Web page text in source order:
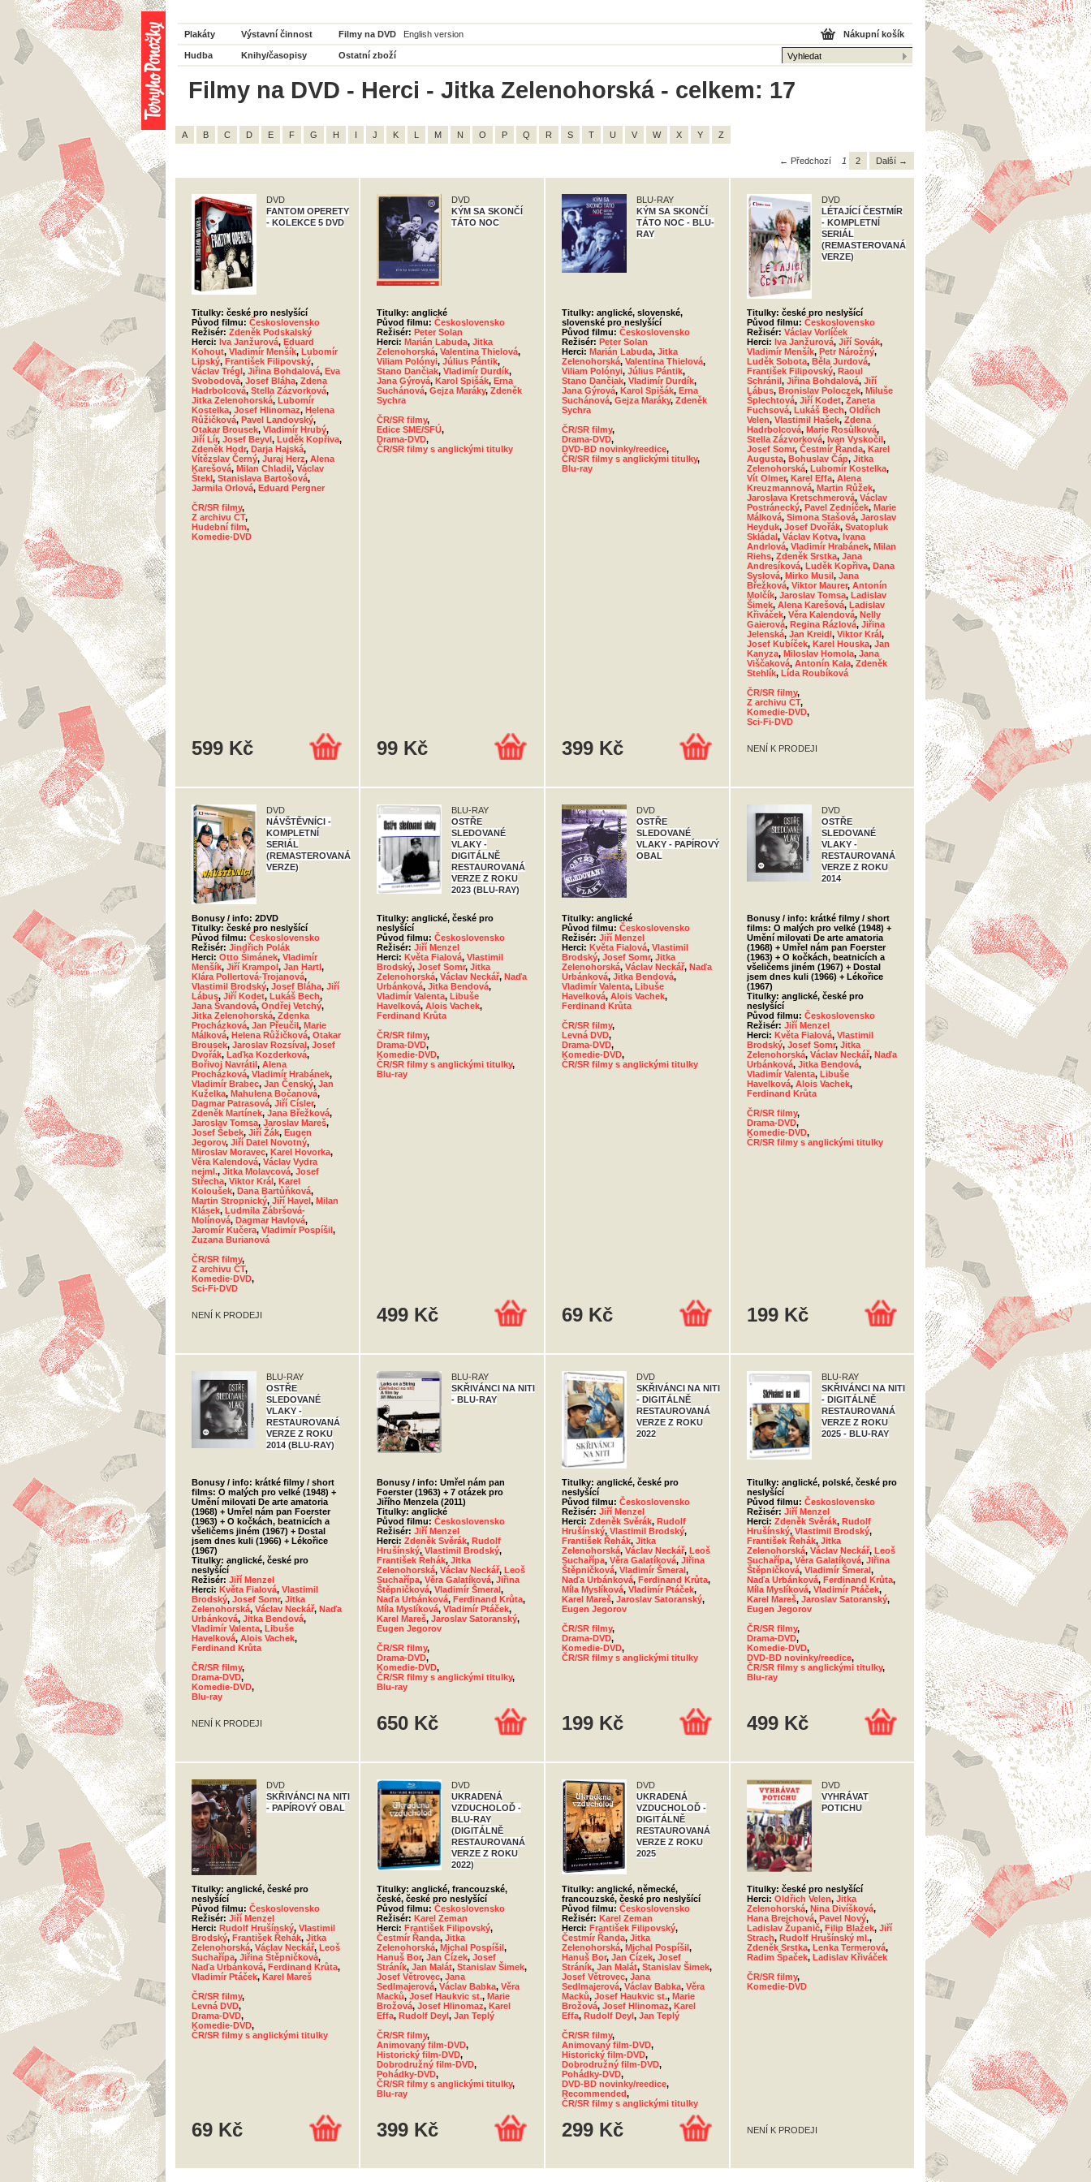
Plakáty Výstavní činnost Filmy na DVD English version
Hudba Knihy/časopisy Ostatní zboží
Nákupní košík
Filmy na DVD - Herci - Jitka Zelenohorská - celkem: 17
A B C D E F G H I J K L M N O P Q R S T U V W X Y Z
← Předchozí 1 2 Další →
DVD
FANTOM OPERETY
- KOLEKCE 5 DVD
Titulky: české pro neslyšící
Původ filmu: Československo
Režisér: Zdeněk Podskalský
Herci: Iva Janžurová, Eduard
Kohout, Vladimír Menšík, Lubomír
Lipský, František Filipovský,
Václav Trégl, Jiřina Bohdalová, Eva
Svobodová, Josef Bláha, Zdena
Hadrbolcová, Stella Zázvorková,
Jitka Zelenohorská, Lubomír
Kostelka, Josef Hlinomaz, Helena
Růžičková, Pavel Landovský,
Otakar Brousek, Vladimír Hrubý,
Jiří Lír, Josef Beyvl, Luděk Kopřiva,
Zdeněk Hodr, Darja Hajská,
Vítězslav Černý, Juraj Herz, Alena
Karešová, Milan Chladil, Václav
Štekl, Stanislava Bartošová,
Jarmila Orlová, Eduard Pergner
ČR/SR filmy,
Z archivu ČT,
Hudební film,
Komedie-DVD
599 Kč
DVD
KÝM SA SKONČÍ
TÁTO NOC
Titulky: anglické
Původ filmu: Československo
Režisér: Peter Solan
Herci: Marián Labuda, Jitka
Zelenohorská, Valentina Thielová,
Viliam Polónyi, Július Pántik,
Stano Dančiak, Vladimír Durdík,
Jana Gýrová, Karol Spišák, Erna
Suchánová, Gejza Maráky, Zdeněk
Sychra
ČR/SR filmy,
Edice SME/SFÚ,
Drama-DVD,
ČR/SR filmy s anglickými titulky
99 Kč
BLU-RAY
KÝM SA SKONČÍ
TÁTO NOC - BLU-
RAY
Titulky: anglické, slovenské,
slovenské pro neslyšící
Původ filmu: Československo
Režisér: Peter Solan
Herci: Marián Labuda, Jitka
Zelenohorská, Valentina Thielová,
Viliam Polónyi, Július Pántik,
Stano Dančiak, Vladimír Durdík,
Jana Gýrová, Karol Spišák, Erna
Suchánová, Gejza Maráky, Zdeněk
Sychra
ČR/SR filmy,
Drama-DVD,
DVD-BD novinky/reedice,
ČR/SR filmy s anglickými titulky,
Blu-ray
399 Kč
DVD
LÉTAJÍCÍ ČESTMÍR
- KOMPLETNÍ
SERIÁL
(REMASTEROVANÁ
VERZE)
Titulky: české pro neslyšící
Původ filmu: Československo
Režisér: Václav Vorlíček
Herci: Iva Janžurová, Jiří Sovák,
Vladimír Menšík, Petr Nárožný,
Luděk Sobota, Běla Jurdová,
František Filipovský, Raoul
Schránil, Jiřina Bohdalová, Jiří
Lábus, Bronislav Poloczek, Miluše
Šplechtová, Jiří Kodet, Žaneta
Fuchsová, Lukáš Bech, Oldřich
Velen, Vlastimil Hašek, Zdena
Hadrbolcová, Marie Rosůlková,
Stella Zázvorková, Ivan Vyskočil,
Josef Somr, Čestmír Řanda, Karel
Augusta, Bohuslav Čáp, Jitka
Zelenohorská, Lubomír Kostelka,
Vít Olmer, Karel Effa, Alena
Kreuzmannová, Martin Růžek,
Jaroslava Kretschmerová, Václav
Postránecký, Pavel Zedníček, Marie
Málková, Simona Stašová, Jaroslav
Heyduk, Josef Dvořák, Svatopluk
Skládal, Václav Kotva, Ivana
Andrlová, Vladimír Hrabánek, Milan
Riehs, Zdeněk Srstka, Jana
Andresíková, Luděk Kopřiva, Dana
Syslová, Mirko Musil, Jana
Břežková, Viktor Maurer, Antonín
Molčík, Jaroslav Tomsa, Ladislav
Šimek, Alena Karešová, Ladislav
Křiváček, Věra Kalendová, Nelly
Gaierová, Regina Rázlová, Jiřina
Jelenská, Jan Kreidl, Viktor Král,
Josef Kubíček, Karel Houska, Jan
Kanyza, Miloslav Homola, Jana
Viščaková, Antonín Kala, Zdeněk
Stehlík, Lída Roubíková
ČR/SR filmy,
Z archivu ČT,
Komedie-DVD,
Sci-Fi-DVD
NENÍ K PRODEJI
DVD
NÁVŠTĚVNÍCI -
KOMPLETNÍ
SERIÁL
(REMASTEROVANÁ
VERZE)
Bonusy / info: 2DVD
Titulky: české pro neslyšící
Původ filmu: Československo
Režisér: Jindřich Polák
Herci: Otto Šimánek, Vladimír
Menšík, Jiří Krampol, Jan Hartl,
Klára Pollertová-Trojanová,
Vlastimil Brodský, Josef Bláha, Jiří
Lábus, Jiří Kodet, Lukáš Bech,
Jana Švandová, Ondřej Vetchý,
Jitka Zelenohorská, Zdenka
Procházková, Jan Přeučil, Marie
Málková, Helena Růžičková, Otakar
Brousek, Jaroslav Rozsíval, Josef
Dvořák, Laďka Kozderková,
Bořivoj Navrátil, Alena
Procházková, Vladimír Hrabánek,
Vladimír Brabec, Jan Čenský, Jan
Kuželka, Mahulena Bočanová,
Dagmar Patrasová, Jiří Císler,
Zdeněk Martínek, Jana Břežková,
Jaroslav Tomsa, Jaroslav Mareš,
Josef Šebek, Jiří Žák, Eugen
Jegorov, Jiří Datel Novotný,
Miroslav Moravec, Karel Hovorka,
Věra Kalendová, Václav Vydra
nejml., Jitka Molavcová, Josef
Střecha, Viktor Král, Karel
Koloušek, Dana Bartůňková,
Martin Stropnický, Jiří Havel, Milan
Klásek, Ludmila Zábršová-
Molínová, Dagmar Havlová,
Jaromír Kučera, Vladimír Pospíšil,
Zuzana Burianová
ČR/SR filmy,
Z archivu ČT,
Komedie-DVD,
Sci-Fi-DVD
NENÍ K PRODEJI
BLU-RAY
OSTŘE
SLEDOVANÉ
VLAKY -
DIGITÁLNĚ
RESTAUROVANÁ
VERZE Z ROKU
2023 (BLU-RAY)
Titulky: anglické, české pro
neslyšící
Původ filmu: Československo
Režisér: Jiří Menzel
Herci: Květa Fialová, Vlastimil
Brodský, Josef Somr, Jitka
Zelenohorská, Václav Neckář, Naďa
Urbánková, Jitka Bendová,
Vladimír Valenta, Libuše
Havelková, Alois Vachek,
Ferdinand Krůta
ČR/SR filmy,
Drama-DVD,
Komedie-DVD,
ČR/SR filmy s anglickými titulky,
Blu-ray
499 Kč
DVD
OSTŘE
SLEDOVANÉ
VLAKY - PAPÍROVÝ
OBAL
Titulky: anglické
Původ filmu: Československo
Režisér: Jiří Menzel
Herci: Květa Fialová, Vlastimil
Brodský, Josef Somr, Jitka
Zelenohorská, Václav Neckář, Naďa
Urbánková, Jitka Bendová,
Vladimír Valenta, Libuše
Havelková, Alois Vachek,
Ferdinand Krůta
ČR/SR filmy,
Levná DVD,
Drama-DVD,
Komedie-DVD,
ČR/SR filmy s anglickými titulky
69 Kč
DVD
OSTŘE
SLEDOVANÉ
VLAKY -
RESTAUROVANÁ
VERZE Z ROKU
2014
Bonusy / info: krátké filmy / short
films: O malých pro velké (1948) +
Umění milovati De arte amatoria
(1968) + Umřel nám pan Foerster
(1963) + O kočkách, beatnicích a
všeličems jiném (1967) + Dostal
jsem dnes kuli (1966) + Lékořice
(1967)
Titulky: anglické, české pro
neslyšící
Původ filmu: Československo
Režisér: Jiří Menzel
Herci: Květa Fialová, Vlastimil
Brodský, Josef Somr, Jitka
Zelenohorská, Václav Neckář, Naďa
Urbánková, Jitka Bendová,
Vladimír Valenta, Libuše
Havelková, Alois Vachek,
Ferdinand Krůta
ČR/SR filmy,
Drama-DVD,
Komedie-DVD,
ČR/SR filmy s anglickými titulky
199 Kč
BLU-RAY
OSTŘE
SLEDOVANÉ
VLAKY -
RESTAUROVANÁ
VERZE Z ROKU
2014 (BLU-RAY)
Bonusy / info: krátké filmy / short
films: O malých pro velké (1948) +
Umění milovati De arte amatoria
(1968) + Umřel nám pan Foerster
(1963) + O kočkách, beatnicích a
všeličems jiném (1967) + Dostal
jsem dnes kuli (1966) + Lékořice
(1967)
Titulky: anglické, české pro
neslyšící
Režisér: Jiří Menzel
Herci: Květa Fialová, Vlastimil
Brodský, Josef Somr, Jitka
Zelenohorská, Václav Neckář, Naďa
Urbánková, Jitka Bendová,
Vladimír Valenta, Libuše
Havelková, Alois Vachek,
Ferdinand Krůta
ČR/SR filmy,
Drama-DVD,
Komedie-DVD,
Blu-ray
NENÍ K PRODEJI
BLU-RAY
SKŘIVÁNCI NA NITI
- BLU-RAY
Bonusy / info: Umřel nám pan
Foerster (1963) + 7 otázek pro
Jiřího Menzela (2011)
Titulky: anglické
Původ filmu: Československo
Režisér: Jiří Menzel
Herci: Zdeněk Svěrák, Rudolf
Hrušínský, Vlastimil Brodský,
František Řehák, Jitka
Zelenohorská, Václav Neckář, Leoš
Suchařípa, Věra Galatíková, Jiřina
Štěpničková, Vladimír Šmeral,
Naďa Urbánková, Ferdinand Krůta,
Míla Myslíková, Vladimír Ptáček,
Karel Mareš, Jaroslav Satoranský,
Eugen Jegorov
ČR/SR filmy,
Drama-DVD,
Komedie-DVD,
ČR/SR filmy s anglickými titulky,
Blu-ray
650 Kč
DVD
SKŘIVÁNCI NA NITI
- DIGITÁLNĚ
RESTAUROVANÁ
VERZE Z ROKU
2022
Titulky: anglické, české pro
neslyšící
Původ filmu: Československo
Režisér: Jiří Menzel
Herci: Zdeněk Svěrák, Rudolf
Hrušínský, Vlastimil Brodský,
František Řehák, Jitka
Zelenohorská, Václav Neckář, Leoš
Suchařípa, Věra Galatíková, Jiřina
Štěpničková, Vladimír Šmeral,
Naďa Urbánková, Ferdinand Krůta,
Míla Myslíková, Vladimír Ptáček,
Karel Mareš, Jaroslav Satoranský,
Eugen Jegorov
ČR/SR filmy,
Drama-DVD,
Komedie-DVD,
ČR/SR filmy s anglickými titulky
199 Kč
BLU-RAY
SKŘIVÁNCI NA NITI
- DIGITÁLNĚ
RESTAUROVANÁ
VERZE Z ROKU
2025 - BLU-RAY
Titulky: anglické, polské, české pro
neslyšící
Původ filmu: Československo
Režisér: Jiří Menzel
Herci: Zdeněk Svěrák, Rudolf
Hrušínský, Vlastimil Brodský,
František Řehák, Jitka
Zelenohorská, Václav Neckář, Leoš
Suchařípa, Věra Galatíková, Jiřina
Štěpničková, Vladimír Šmeral,
Naďa Urbánková, Ferdinand Krůta,
Míla Myslíková, Vladimír Ptáček,
Karel Mareš, Jaroslav Satoranský,
Eugen Jegorov
ČR/SR filmy,
Drama-DVD,
Komedie-DVD,
DVD-BD novinky/reedice,
ČR/SR filmy s anglickými titulky,
Blu-ray
499 Kč
DVD
SKŘIVÁNCI NA NITI
- PAPÍROVÝ OBAL
Titulky: anglické, české pro
neslyšící
Původ filmu: Československo
Režisér: Jiří Menzel
Herci: Rudolf Hrušínský, Vlastimil
Brodský, František Řehák, Jitka
Zelenohorská, Václav Neckář, Leoš
Suchařípa, Jiřina Štěpničková,
Naďa Urbánková, Ferdinand Krůta,
Vladimír Ptáček, Karel Mareš
ČR/SR filmy,
Levná DVD,
Drama-DVD,
Komedie-DVD,
ČR/SR filmy s anglickými titulky
69 Kč
DVD
UKRADENÁ
VZDUCHOLOĎ -
BLU-RAY
(DIGITÁLNĚ
RESTAUROVANÁ
VERZE Z ROKU
2022)
Titulky: anglické, francouzské,
české, české pro neslyšící
Původ filmu: Československo
Režisér: Karel Zeman
Herci: František Filipovský,
Čestmír Řanda, Jitka
Zelenohorská, Michal Pospíšil,
Hanuš Bor, Jan Čízek, Josef
Stráník, Jan Malát, Stanislav Šimek,
Josef Větrovec, Jana
Sedlmajerová, Václav Babka, Věra
Macků, Josef Haukvic st., Marie
Brožová, Josef Hlinomaz, Karel
Effa, Rudolf Deyl, Jan Teplý
ČR/SR filmy,
Animovaný film-DVD,
Historický film-DVD,
Dobrodružný film-DVD,
Pohádky-DVD,
ČR/SR filmy s anglickými titulky,
Blu-ray
399 Kč
DVD
UKRADENÁ
VZDUCHOLOĎ -
DIGITÁLNĚ
RESTAUROVANÁ
VERZE Z ROKU
2025
Titulky: anglické, německé,
francouzské, české pro neslyšící
Původ filmu: Československo
Režisér: Karel Zeman
Herci: František Filipovský,
Čestmír Řanda, Jitka
Zelenohorská, Michal Pospíšil,
Hanuš Bor, Jan Čízek, Josef
Stráník, Jan Malát, Stanislav Šimek,
Josef Větrovec, Jana
Sedlmajerová, Václav Babka, Věra
Macků, Josef Haukvic st., Marie
Brožová, Josef Hlinomaz, Karel
Effa, Rudolf Deyl, Jan Teplý
ČR/SR filmy,
Animovaný film-DVD,
Historický film-DVD,
Dobrodružný film-DVD,
Pohádky-DVD,
DVD-BD novinky/reedice,
Recommended,
ČR/SR filmy s anglickými titulky
299 Kč
DVD
VYHRÁVAT
POTICHU
Titulky: české pro neslyšící
Herci: Oldřich Velen, Jitka
Zelenohorská, Nina Divíšková,
Hana Brejchová, Pavel Nový,
Ladislav Županič, Filip Blažek, Jiří
Strach, Rudolf Hrušínský ml.,
Zdeněk Srstka, Lenka Termerová,
Radim Špaček, Ladislav Křiváček
ČR/SR filmy,
Komedie-DVD
NENÍ K PRODEJI